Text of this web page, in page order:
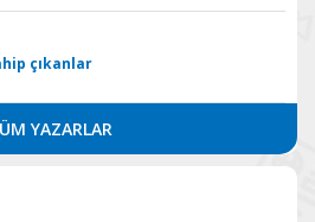
çıkanlar
YAZARLAR